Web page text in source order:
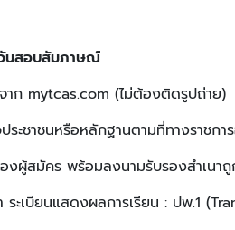
วันสอบสัมภาษณ์
ก mytcas.com (ไม่ต้องติดรูปถ่าย)
ประชาชนหรือหลักฐานตามที่ทางราช
องผู้สมัคร พร้อมลงนามรับรองสำเนา
ระเบียนแสดงผลการเรียน : ปพ.1